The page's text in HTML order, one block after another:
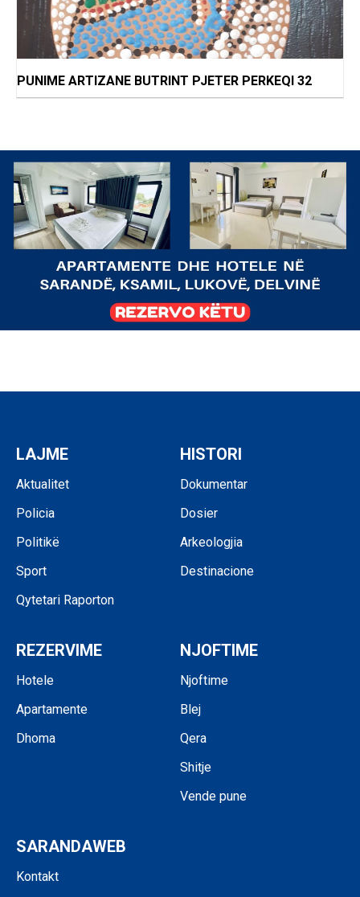
PUNIME ARTIZANE BUTRINT PJETER PERKEQI 32
LAJME
Aktualitet
Policia
Politikë
Sport
Qytetari Raporton
HISTORI
Dokumentar
Dosier
Arkeologjia
Destinacione
REZERVIME
Hotele
Apartamente
Dhoma
NJOFTIME
Njoftime
Blej
Qera
Shitje
Vende pune
SARANDAWEB
Kontakt